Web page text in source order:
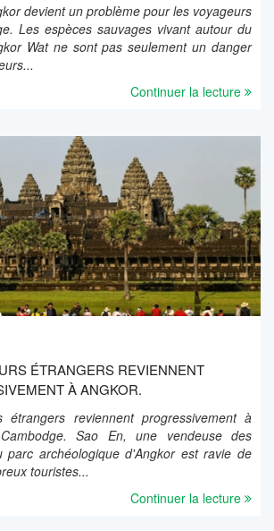
devient un problème pour les voyageurs
Les espèces sauvages vivant autour du
Wat ne sont pas seulement un danger
Continuer la lecture
ÉTRANGERS REVIENNENT
À ANGKOR.
étrangers reviennent progressivement à
Sao En, une vendeuse des
parc archéologique d'Angkor est ravie de
touristes...
Continuer la lecture